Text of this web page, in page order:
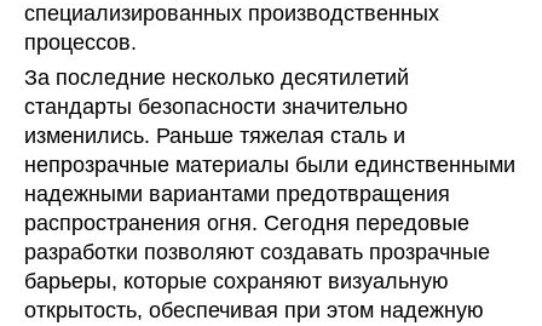
специализированных производственных
процессов.
За последние несколько десятилетий
стандарты безопасности значительно
изменились. Раньше тяжелая сталь и
непрозрачные материалы были единственными
надежными вариантами предотвращения
распространения огня. Сегодня передовые
разработки позволяют создавать прозрачные
барьеры, которые сохраняют визуальную
открытость, обеспечивая при этом надежную